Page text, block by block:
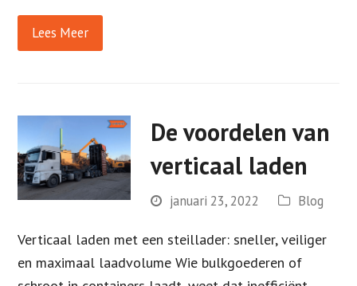
Lees Meer
De voordelen van
verticaal laden
januari 23, 2022 Blog
Verticaal laden met een steillader: sneller, veiliger
en maximaal laadvolume Wie bulkgoederen of